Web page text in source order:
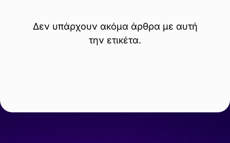
Δεν υπάρχουν ακόμα άρθρα με αυτή
την ετικέτα.